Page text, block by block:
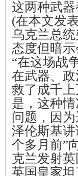
这两种武
(在本文发
乌克兰总
态度但暗示
“在这场战
在武器、
救了成千
是，这种
问题，因
泽伦斯基
个多月前”
克兰发射英
英国皇家坦